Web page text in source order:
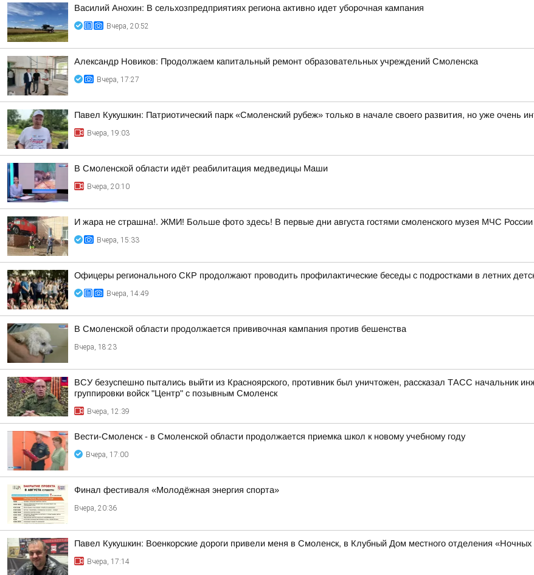
Василий Анохин: В сельхозпредприятиях региона активно идет уборочная кампания
Вчера, 20:52
Александр Новиков: Продолжаем капитальный ремонт образовательных учреждений Смоленска
Вчера, 17:27
Павел Кукушкин: Патриотический парк «Смоленский рубеж» только в начале своего развития, но уже очень
Вчера, 19:03
В Смоленской области идёт реабилитация медведицы Маши
Вчера, 20:10
И жара не страшна!. ЖМИ! Больше фото здесь! В первые дни августа гостями смоленского музея МЧС
Вчера, 15:33
Офицеры регионального СКР продолжают проводить профилактические беседы с подростками в летних
Вчера, 14:49
В Смоленской области продолжается прививочная кампания против бешенства
Вчера, 18:23
ВСУ безуспешно пытались выйти из Красноярского, противник был уничтожен, рассказал ТАСС начальник
группировки войск "Центр" с позывным Смоленск
Вчера, 12:39
Вести-Смоленск - в Смоленской области продолжается приемка школ к новому учебному году
Вчера, 17:00
Финал фестиваля «Молодёжная энергия спорта»
Вчера, 20:36
Павел Кукушкин: Военкорские дороги привели меня в Смоленск, в Клубный Дом местного отделения «Ночных
Вчера, 17:14